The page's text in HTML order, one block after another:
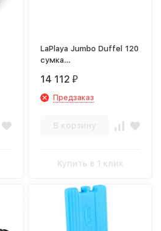
LaPlaya Jumbo Duffel 120
сумка
14 112 ₽
Предзаказ
В корзину
Купить в 1 клик